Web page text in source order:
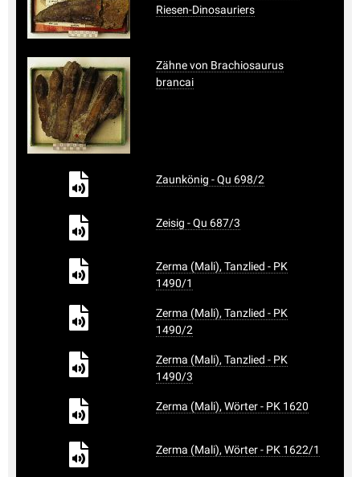
Riesen-Dinosauriers
Zähne von Brachiosaurus
brancai
Zaunkönig - Qu 698/2
Zeisig - Qu 687/3
Zerma (Mali), Tanzlied - PK
1490/1
Zerma (Mali), Tanzlied - PK
1490/2
Zerma (Mali), Tanzlied - PK
1490/3
Zerma (Mali), Wörter - PK 1620
Zerma (Mali), Wörter - PK 1622/1